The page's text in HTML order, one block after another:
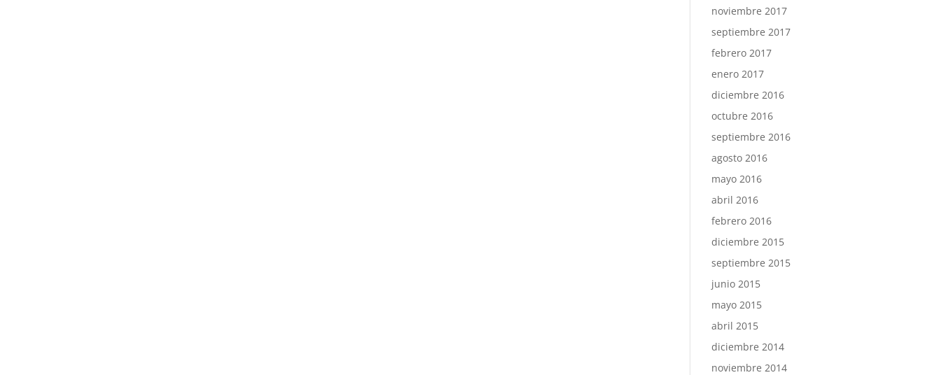
noviembre 2017
septiembre 2017
febrero 2017
enero 2017
diciembre 2016
octubre 2016
septiembre 2016
agosto 2016
mayo 2016
abril 2016
febrero 2016
diciembre 2015
septiembre 2015
junio 2015
mayo 2015
abril 2015
diciembre 2014
noviembre 2014